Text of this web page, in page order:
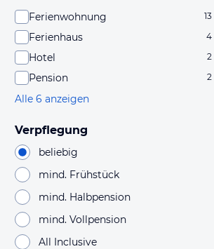
Ferienwohnung 13
Ferienhaus 4
Hotel 2
Pension 2
Alle 6 anzeigen
Verpflegung
beliebig
mind. Frühstück
mind. Halbpension
mind. Vollpension
All Inclusive